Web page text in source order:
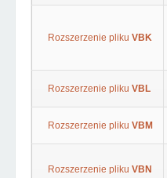
Rozszerzenie pliku VBK
Rozszerzenie pliku VBL
Rozszerzenie pliku VBM
Rozszerzenie pliku VBN